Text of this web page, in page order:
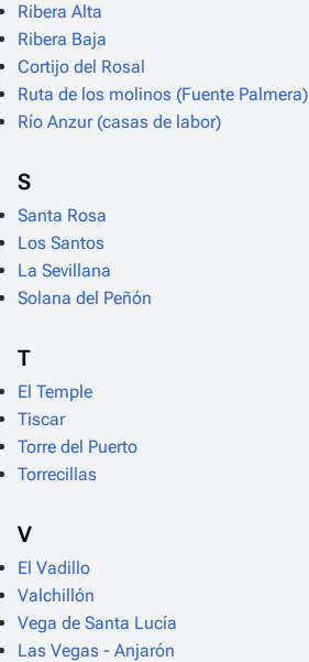
Ribera Alta
Ribera Baja
Cortijo del Rosal
Ruta de los molinos (Fuente Palmera)
Río Anzur (casas de labor)
S
Santa Rosa
Los Santos
La Sevillana
Solana del Peñón
T
El Temple
Tiscar
Torre del Puerto
Torrecillas
V
El Vadillo
Valchillón
Vega de Santa Lucía
Las Vegas - Anjarón